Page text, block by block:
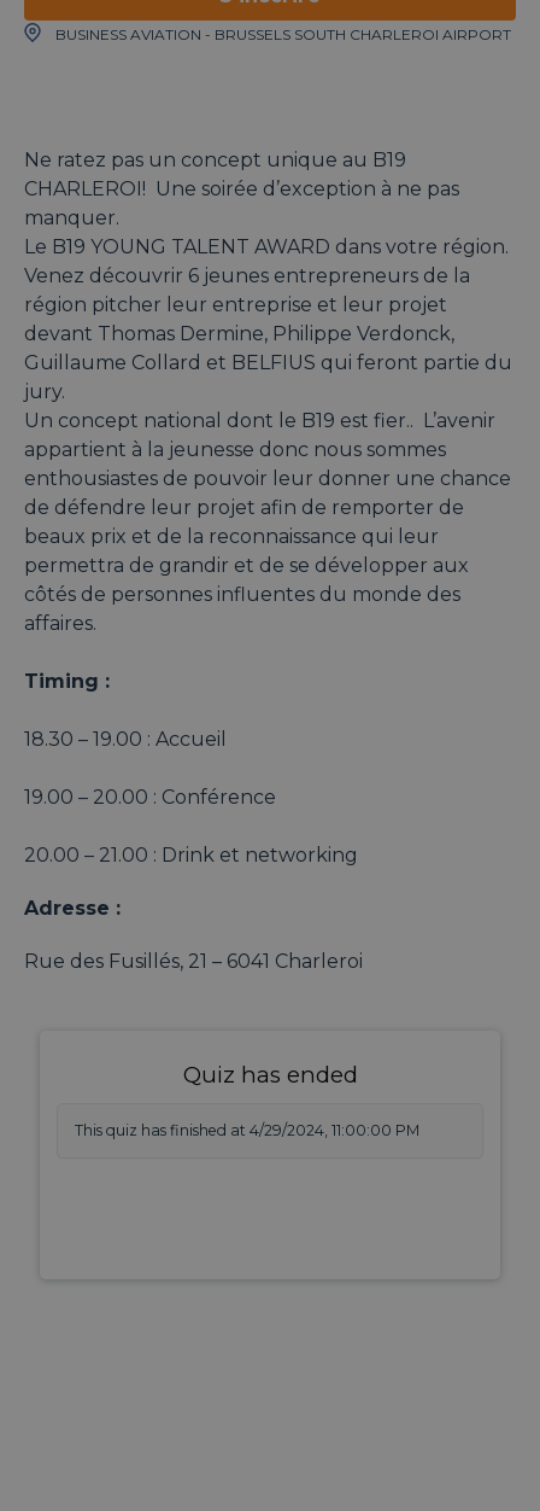
BUSINESS AVIATION - BRUSSELS SOUTH CHARLEROI AIRPORT
Ne ratez pas un concept unique au B19
CHARLEROI! Une soirée d’exception à ne pas
manquer.
Le B19 YOUNG TALENT AWARD dans votre région.
Venez découvrir 6 jeunes entrepreneurs de la
région pitcher leur entreprise et leur projet
devant Thomas Dermine, Philippe Verdonck,
Guillaume Collard et BELFIUS qui feront partie du
jury.
Un concept national dont le B19 est fier.. L’avenir
appartient à la jeunesse donc nous sommes
enthousiastes de pouvoir leur donner une chance
de défendre leur projet afin de remporter de
beaux prix et de la reconnaissance qui leur
permettra de grandir et de se développer aux
côtés de personnes influentes du monde des
affaires.
Timing :
18.30 – 19.00 : Accueil
19.00 – 20.00 : Conférence
20.00 – 21.00 : Drink et networking
Adresse :
Rue des Fusillés, 21 – 6041 Charleroi